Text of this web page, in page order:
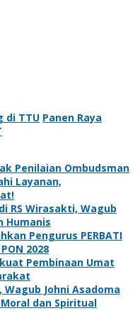
di TTU Panen Raya
Penilaian Ombudsman
Layanan,
RS Wirasakti, Wagub
Humanis
Pengurus PERBATI
2028
Pembinaan Umat
Wagub Johni Asadoma
dan Spiritual